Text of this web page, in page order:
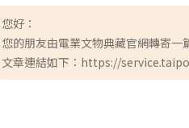
您好：
您的朋友由電業文物典藏官網轉寄一
文章連結如下：https://